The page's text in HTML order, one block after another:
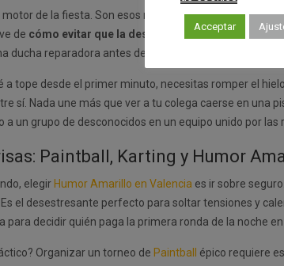
motor de la fiesta. Son esos momentos que vuestro
de cómo evitar que la despedida sea un desastre
ducha reparadora antes de la noche. El ritmo debe
a tope desde el primer minuto, necesitas romper el
sí. Nada une más que ver a tu colega caerse en una
un grupo de desconocidos en un equipo unido por las
Paintball, Karting y Humor
elegir Humor Amarillo en Valencia es ir sobre
el desestresante perfecto para soltar tensiones y
para decidir quién paga la primera ronda de la noche
Organizar un torneo de Paintball épico requiere
Acceptar